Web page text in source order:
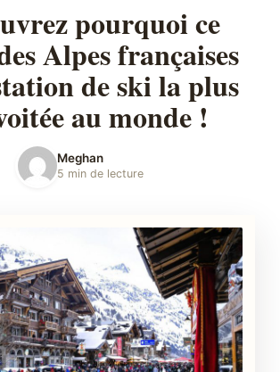
pourquoi ce
Alpes françaises
de ski la plus
au monde !
Meghan
5 min de lecture